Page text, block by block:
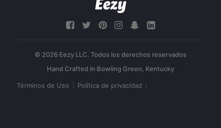
© 2026 Eezy LLC. Todos los derechos reservados
Términos de Uso Política de privacidad